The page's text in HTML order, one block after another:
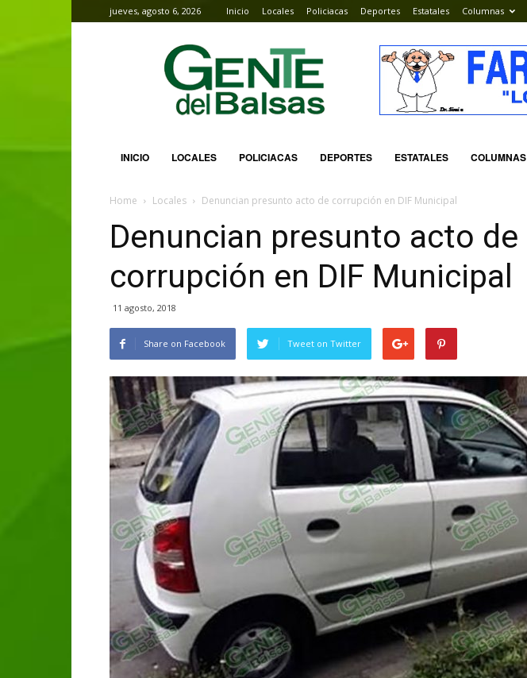
jueves, agosto 6, 2026 Inicio Locales Policiacas Deportes Estatales Columnas
Gente
del
Balsas
INICIO LOCALES POLICIACAS DEPORTES ESTATALES COLUMNAS
Home Locales Denuncian presunto acto de corrupción en DIF Municipal
Denuncian presunto acto de
corrupción en DIF Municipal
11 agosto, 2018
Share on Facebook Tweet on Twitter